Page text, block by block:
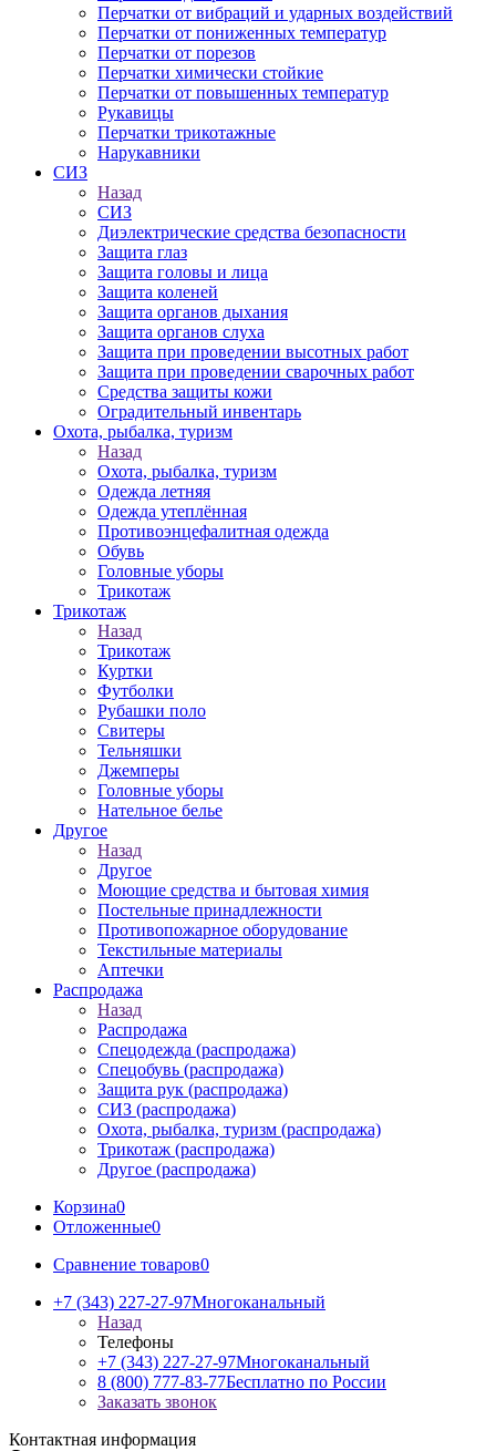
Перчатки от вибраций и ударных воздействий
Перчатки от пониженных температур
Перчатки от порезов
Перчатки химически стойкие
Перчатки от повышенных температур
Рукавицы
Перчатки трикотажные
Нарукавники
СИЗ
Назад
СИЗ
Диэлектрические средства безопасности
Защита глаз
Защита головы и лица
Защита коленей
Защита органов дыхания
Защита органов слуха
Защита при проведении высотных работ
Защита при проведении сварочных работ
Средства защиты кожи
Оградительный инвентарь
Охота, рыбалка, туризм
Назад
Охота, рыбалка, туризм
Одежда летняя
Одежда утеплённая
Противоэнцефалитная одежда
Обувь
Головные уборы
Трикотаж
Трикотаж
Назад
Трикотаж
Куртки
Футболки
Рубашки поло
Свитеры
Тельняшки
Джемперы
Головные уборы
Нательное белье
Другое
Назад
Другое
Моющие средства и бытовая химия
Постельные принадлежности
Противопожарное оборудование
Текстильные материалы
Аптечки
Распродажа
Назад
Распродажа
Спецодежда (распродажа)
Спецобувь (распродажа)
Защита рук (распродажа)
СИЗ (распродажа)
Охота, рыбалка, туризм (распродажа)
Трикотаж (распродажа)
Другое (распродажа)
Корзина0
Отложенные0
Сравнение товаров0
+7 (343) 227-27-97Многоканальный
Назад
Телефоны
+7 (343) 227-27-97Многоканальный
8 (800) 777-83-77Бесплатно по России
Заказать звонок
Контактная информация